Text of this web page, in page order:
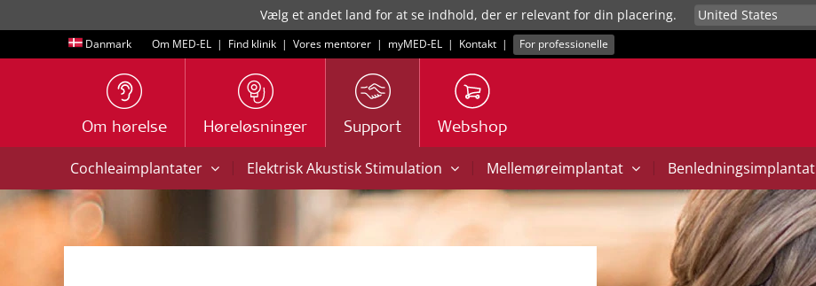
Vælg et andet land for at se indhold, der er relevant for din placering.
Danmark Om MED-EL | Find klinik | Vores mentorer | myMED‑EL | Kontakt | For professionelle
Om hørelse Høreløsninger Support Webshop
Cochleaimplantater | Elektrisk Akustisk Stimulation | Mellemøreimplantat | Benledningsimplantat